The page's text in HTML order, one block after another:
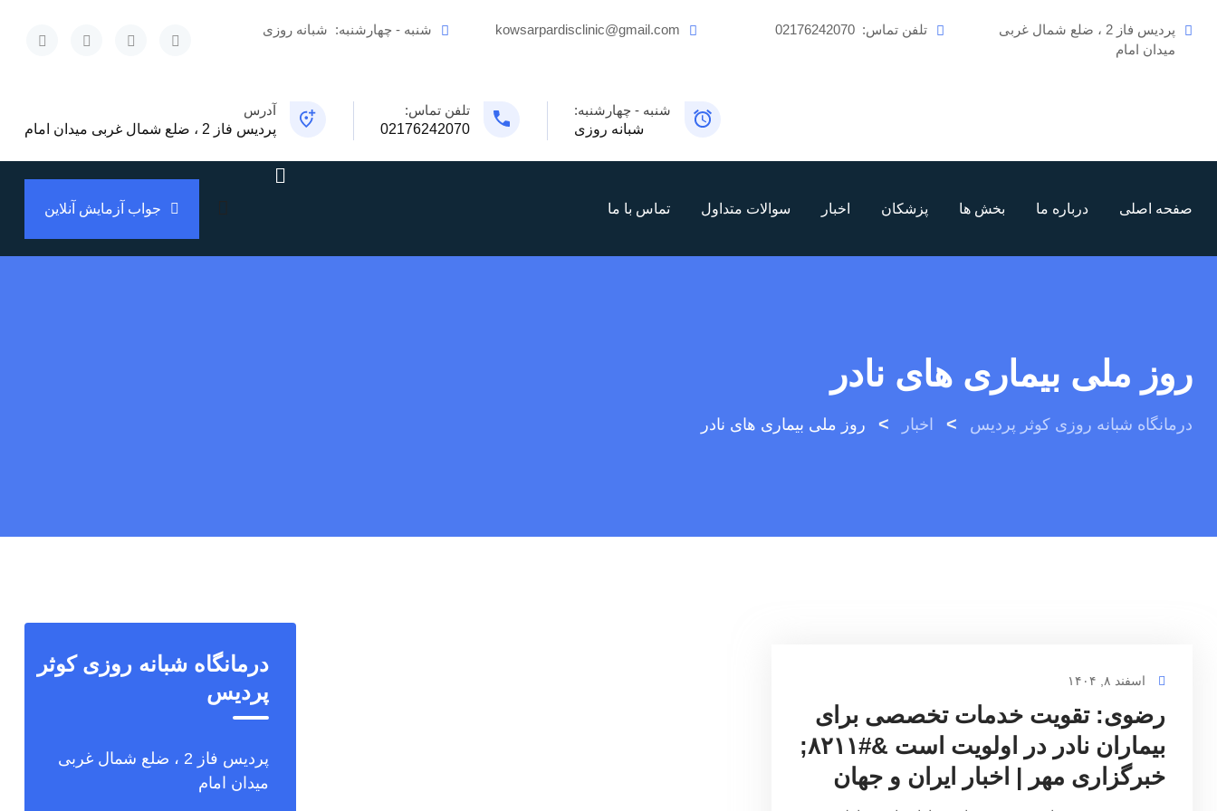
پردیس فاز 2 ، ضلع شمال غربی
میدان امام
تلفن تماس: 02176242070
kowsarpardisclinic@gmail.com شنبه - چهارشنبه: شبانه روزی
شنبه - چهارشنبه:
شبانه روزی
تلفن تماس:
02176242070
آدرس
پردیس فاز 2 ، ضلع شمال غربی میدان امام
صفحه اصلی درباره ما بخش ها پزشکان اخبار سوالات متداول تماس با ما جواب آزمایش آنلاین
روز ملی بیماری های نادر
درمانگاه شبانه روزی کوثر پردیس > اخبار > روز ملی بیماری های نادر
اسفند ۸, ۱۴۰۴
رضوی: تقویت خدمات تخصصی برای
بیماران نادر در اولویت است &#۸۲۱۱;
خبرگزاری مهر | اخبار ایران و جهان
درمانگاه شبانه روزی کوثر
پردیس
پردیس فاز 2 ، ضلع شمال غربی
میدان امام